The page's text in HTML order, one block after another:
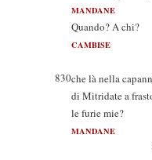
MANDANE
Quando? A chi?
CAMBISE
Non
830che là nella
di Mitridate a
le furie mie?
MANDANE